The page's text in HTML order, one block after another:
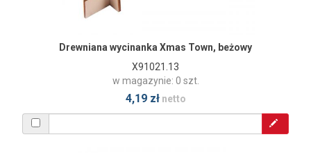
Drewniana wycinanka Xmas Town, beżowy
X91021.13
w magazynie: 0 szt.
4,19 złnetto